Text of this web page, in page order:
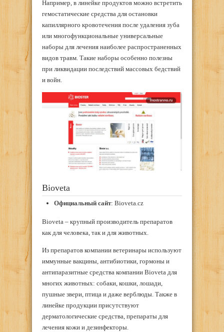
Например, в линейке продуктов можно встретить
гемостатические средства для остановки
капиллярного кровотечения после удаления зуба
или многофункциональные универсальные
наборы для лечения наиболее распространенных
видов травм. Такие наборы особенно полезны
при ликвидации последствий массовых бедствий
и войн.
Bioveta
Официальный сайт: Bioveta.cz
Bioveta – крупный производитель препаратов
как для человека, так и для животных.
Из препаратов компании ветеринары используют
иммунные вакцины, антибиотики, гормоны и
антипаразитные средства компании Bioveta для
многих животных: собаки, кошки, лошади,
пушные звери, птица и даже верблюды. Также в
линейке продукции присутствуют
дерматологические средства, препараты для
лечения кожи и дезинфекторы.